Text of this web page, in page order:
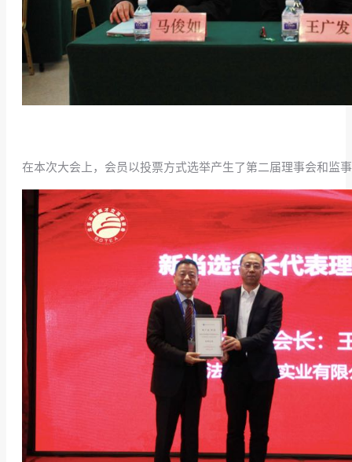
在本次大会上，会员以投票方式选举产生了第二届理事会和监